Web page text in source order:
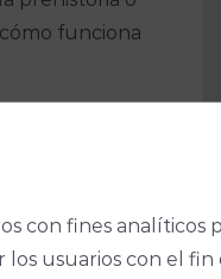
funciona
a las
charla
potencial de
a
con fines analíticos
usuarios con el fin